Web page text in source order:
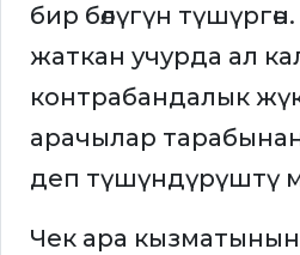
бир бөлүгүн
жаткан учурда ал
контрабандалык
арачылар
деп түшүндүрүштү
Чек ара